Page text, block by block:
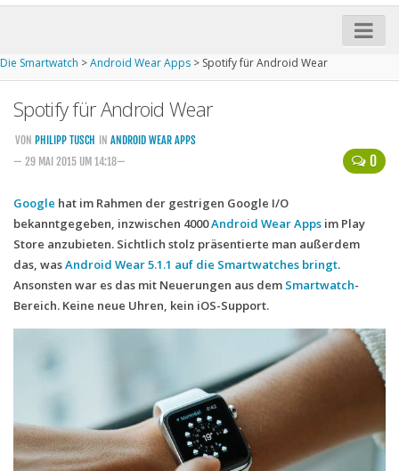
iPhone kaufen
Startseite
Aktuelle Smartwatches im Test
Kommende Smartwatches
Handytarife
BASE
Smartphonetarife
Datentarife
o2
Prepaid-Tarife
Datentarife
Flatrate-Prepaidtarife
Die Smartwatch >Android Wear Apps > Spotify für Android Wear
Spotify für Android Wear
0
VON PHILIPP TUSCH IN ANDROID WEAR APPS
— 29 MAI 2015 UM 14:18—
Google hat im Rahmen der gestrigen Google I/O
bekanntgegeben, inzwischen 4000Android WearApps im Play
Store anzubieten. Sichtlich stolz präsentierte man außerdem
das, wasAndroid Wear 5.1.1 auf die Smartwatches bringt.
Ansonsten war es das mit Neuerungen aus dem Smartwatch-
Bereich. Keine neue Uhren, kein iOS-Support.